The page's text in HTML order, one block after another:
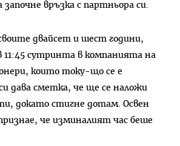
започне връзка с партньора си.
двайсет и шест години,
11:45 сутринта в компанията на
които току-що се е
дава сметка, че ще се наложи
докато стигне дотам. Освен
че изминалият час беше